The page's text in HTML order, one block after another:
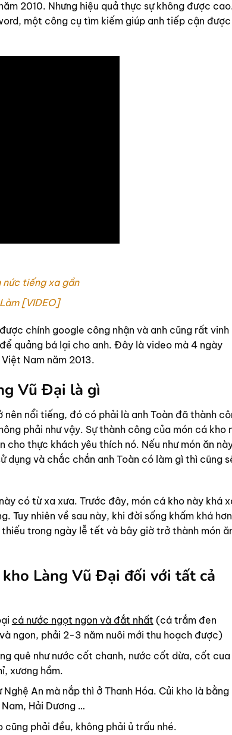
2010. Nhưng hiệu quả thực sự không được
một công cụ tìm kiếm giúp anh tiếp cận được
nức tiếng xa gần
[VIDEO]
chính google công nhận và anh cũng rất vinh
quảng bá lại cho anh. Đây là video mà 4 ngày
Nam năm 2013.
Vũ Đại là gì
nổi tiếng, đó có phải là anh Toàn đã thành
phải như vậy. Sự thành công của món cá kho
thực khách yêu thích nó. Nếu như món ăn
dụng và chắc chắn anh Toàn có làm gì thì cũng
có từ xa xưa. Trước đây, món cá kho này khá
Tuy nhiên về sau này, khi đời sống khấm khá hơn
trong ngày lễ tết và bây giờ trở thành món
Làng Vũ Đại đối với tất cả
cá nước ngọt ngon và đắt nhất (cá trắm đen
ngon, phải 2-3 năm nuôi mới thu hoạch được)
quê như nước cốt chanh, nước cốt dừa, cốt cua
xương hầm.
An mà nắp thì ở Thanh Hóa. Củi kho là bằng
Hải Dương …
phải đều, không phải ủ trấu nhé.